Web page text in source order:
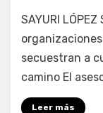
porFernando
SAYURI
secuestran a
camino El
Leer más